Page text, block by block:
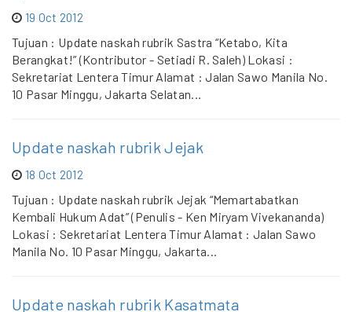
19 Oct 2012
Tujuan : Update naskah rubrik Sastra “Ketabo, Kita
Berangkat!” (Kontributor - Setiadi R. Saleh) Lokasi :
Sekretariat Lentera Timur Alamat : Jalan Sawo Manila No.
10 Pasar Minggu, Jakarta Selatan...
Update naskah rubrik Jejak
18 Oct 2012
Tujuan : Update naskah rubrik Jejak “Memartabatkan
Kembali Hukum Adat” (Penulis - Ken Miryam Vivekananda)
Lokasi : Sekretariat Lentera Timur Alamat : Jalan Sawo
Manila No. 10 Pasar Minggu, Jakarta...
Update naskah rubrik Kasatmata